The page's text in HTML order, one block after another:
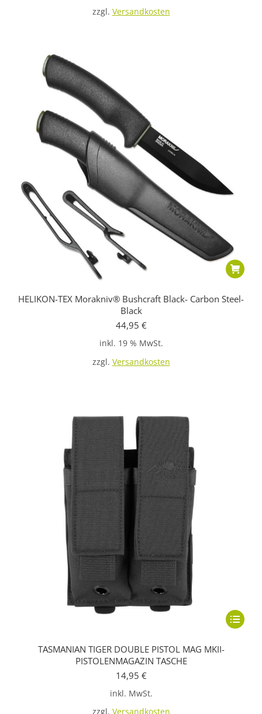
zzgl. Versandkosten
HELIKON-TEX Morakniv® Bushcraft Black- Carbon Steel-
Black
44,95 €
inkl. 19 % MwSt.
zzgl. Versandkosten
Dieses
TASMANIAN TIGER DOUBLE PISTOL MAG MKII-
PISTOLENMAGAZIN TASCHE
14,95 €
inkl. MwSt.
zzgl. Versandkosten